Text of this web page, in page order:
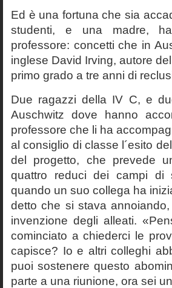
Ed è una fortuna che sia
studenti, e una madre,
professore: concetti che in
inglese David Irving, autore
primo grado a tre anni di
Due ragazzi della IV C, e
Auschwitz dove hanno
professore che li ha
al consiglio di classe l´esito
del progetto, che prevede
quattro reduci dei campi di
quando un suo collega ha
detto che si stava
invenzione degli alleati.
cominciato a chiederci le
capisce? Io e altri colleghi
puoi sostenere questo
parte a una riunione, ora sei